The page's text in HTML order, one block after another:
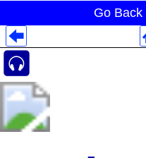
Go Back
Despliegues
Despliegues Totales
Despliegues por